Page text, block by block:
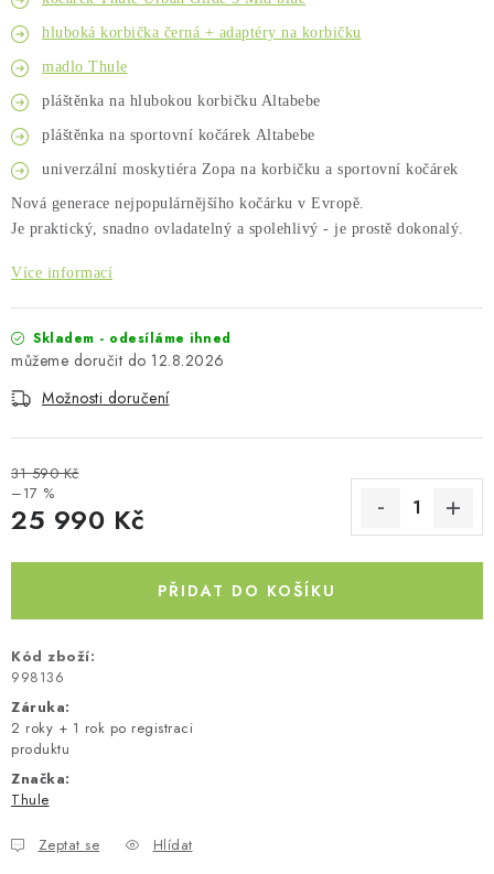
Kontakty O nás Doprava a platba
Půjčovna
Moje objednávka
Obchodní podmínky
hluboká korbička černá + adaptéry na korbičku
madlo Thule
pláštěnka na hlubokou korbičku Altabebe
pláštěnka na sportovní kočárek Altabebe
univerzální moskytiéra Zopa na korbičku a sportovní kočárek
Nová generace nejpopulárnějšího kočárku v Evropě.
Je praktický, snadno ovladatelný a spolehlivý - je prostě dokonalý.
Více informací
Skladem - odesíláme ihned
12.8.2026
Možnosti doručení
31 590 Kč
–17 %
25 990 Kč
PŘIDAT DO KOŠÍKU
Kód zboží:
998136
Záruka:
2 roky + 1 rok po registraci
produktu
Značka:
Thule
Zeptat se Hlídat